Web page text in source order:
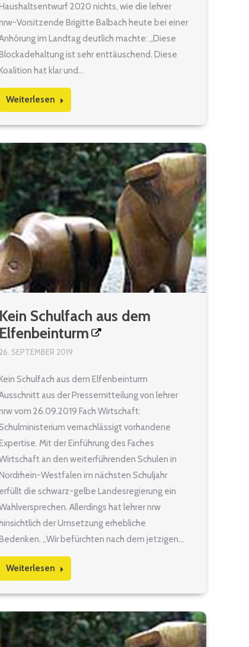
2020 nichts, wie die lehrer
Vorsitzende Brigitte Balbach heute bei einer
im Landtag deutlich machte: „Diese
ist sehr enttäuschend. Diese
hat klar und…
Weiterlesen
Kein Schulfach aus dem
Elfenbeinturm
26. SEPTEMBER 2019
Schulfach aus dem Elfenbeinturm
aus der Pressemitteilung von lehrer
vom 26.09.2019 Fach Wirtschaft:
vernachlässigt vorhandene
Mit der Einführung des Faches
an den weiterführenden Schulen in
Westfalen im nächsten Schuljahr
erfüllt die schwarz-gelbe Landesregierung ein
Allerdings hat lehrer nrw
hinsichtlich der Umsetzung erhebliche
„Wir befürchten nach dem jetzigen…
Weiterlesen